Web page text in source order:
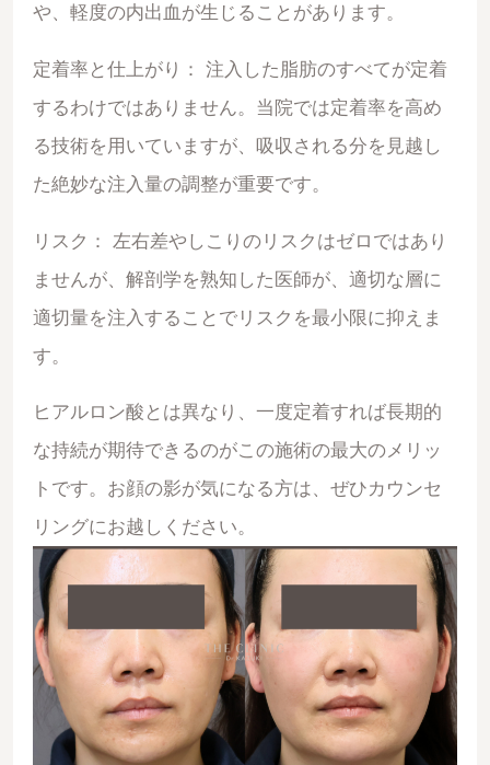
や、軽度の内出血が生じることがあります。
定着率と仕上がり： 注入した脂肪のすべてが定着
するわけではありません。当院では定着率を高め
る技術を用いていますが、吸収される分を見越し
た絶妙な注入量の調整が重要です。
リスク： 左右差やしこりのリスクはゼロではあり
ませんが、解剖学を熟知した医師が、適切な層に
適切量を注入することでリスクを最小限に抑えま
す。
ヒアルロン酸とは異なり、一度定着すれば長期的
な持続が期待できるのがこの施術の最大のメリッ
トです。お顔の影が気になる方は、ぜひカウンセ
リングにお越しください。